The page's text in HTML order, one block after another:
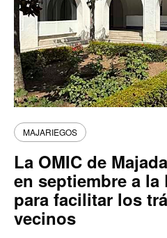
MAJARIEGOS
La OMIC de
en septiembre a la
para facilitar los
vecinos